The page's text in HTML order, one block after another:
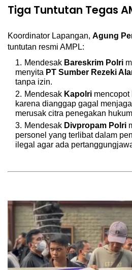
Tiga Tuntutan Tegas
Koordinator Lapangan, Agung
tuntutan resmi AMPL:
Mendesak Bareskrim Polri
menyita PT Sumber Rezeki
tanpa izin.
Mendesak Kapolri mencopot
karena dianggap gagal
merusak citra penegakan
Mendesak Divpropam Polri
personel yang terlibat dalam
ilegal agar ada